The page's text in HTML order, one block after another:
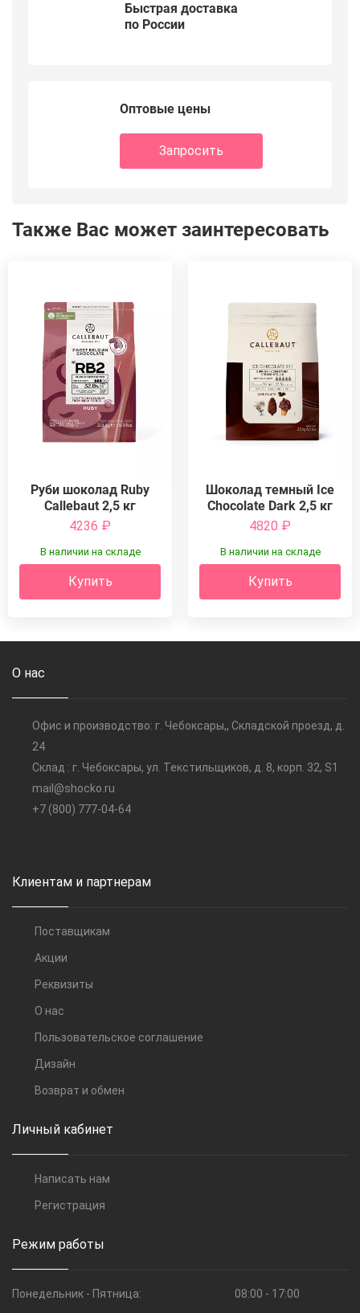
Быстрая доставка
по России
Оптовые цены
Запросить
Также Вас может заинтересовать
Руби шоколад Ruby
Callebaut 2,5 кг
4236 ₽
В наличии на складе
Купить
Шоколад темный Ice
Chocolate Dark 2,5 кг
4820 ₽
В наличии на складе
Купить
О нас
Офис и производство: г. Чебоксары,, Складской проезд, д.
24
Склад : г. Чебоксары, ул. Текстильщиков, д. 8, корп. 32, S1
mail@shocko.ru
+7 (800) 777-04-64
Клиентам и партнерам
Поставщикам
Акции
Реквизиты
О нас
Пользовательское соглашение
Дизайн
Возврат и обмен
Личный кабинет
Написать нам
Регистрация
Режим работы
Понедельник - Пятница:
08:00 - 17:00